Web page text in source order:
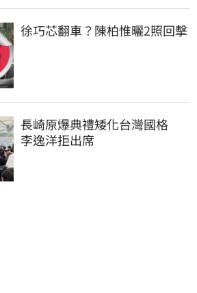
徐巧芯翻車？陳柏惟曬2照回擊
長崎原爆典禮矮化台灣國格
李逸洋拒出席